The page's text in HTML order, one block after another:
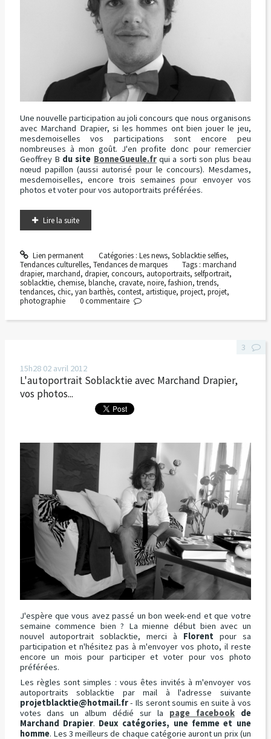
Une nouvelle participation au joli concours que nous organisons
avec Marchand Drapier, si les hommes ont bien jouer le jeu,
mesdemoiselles vos participations sont encore peu
nombreuses à mon goût. J'en profite donc pour remercier
Geoffrey B du site BonneGueule.frqui a sorti son plus beau
nœud papillon (aussi autorisé pour le concours). Mesdames,
mesdemoiselles, encore trois semaines pour envoyer vos
photos et voter pour vos autoportraits préférées.
Lire la suite
Lien permanent Catégories : Les news, Soblacktie selfies,
Tendances culturelles, Tendances de marques Tags :marchand
drapier, marchand, drapier, concours, autoportraits, selfportrait,
soblacktie, chemise, blanche, cravate, noire, fashion, trends,
tendances, chic, yan barthès, contest, artistique, project, projet,
photographie
0commentaire
15h28 02 avril 2012
L'autoportrait Soblacktie avec Marchand Drapier,
vos photos...
J'espère que vous avez passé un bon week-end et que votre
semaine commence bien ? La mienne début bien avec un
nouvel autoportrait soblacktie, merci à Florentpour sa
participation et n'hésitez pas à m'envoyer vos photo, il reste
encore un mois pour participer et voter pour vos photo
préférées.
Les règles sont simples : vous êtes invités à m'envoyer vos
autoportraits soblacktie par mail à l'adresse suivante
projetblacktie@hotmail.fr- Ils seront soumis en suite à vos
votes dans un album dédié sur la page facebookde
Marchand Drapier. Deux catégories, une femme et une
homme. Les 3 meilleurs de chaque catégorie auront un prix (un
3